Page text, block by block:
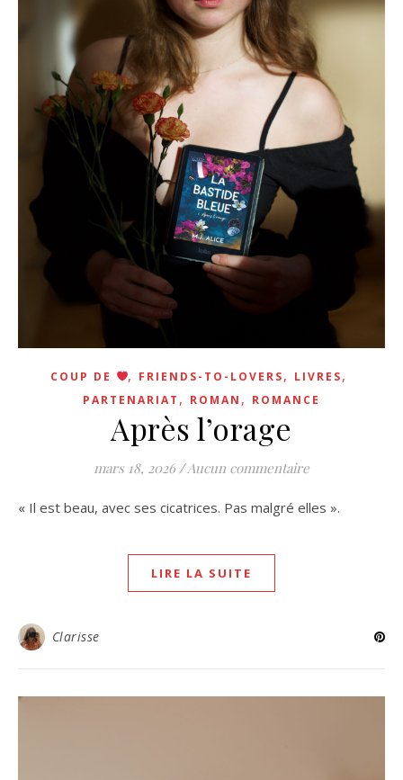
COUP DE , FRIENDS-TO-LOVERS, LIVRES,
PARTENARIAT , ROMAN , ROMANCE
Après l’orage
mars 18, 2026 / Aucun commentaire
« Il est beau, avec ses cicatrices. Pas malgré elles ».
LIRE LA SUITE
Clarisse